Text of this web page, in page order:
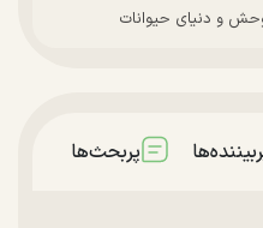
و دنیای حیوانات
پربحث‌ها